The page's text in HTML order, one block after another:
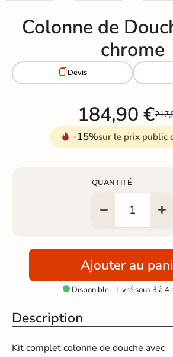
Colonne de
chrome
Devis
184,90 €
-15%sur le prix public
QUANTITÉ
Ajouter au
Disponible - Livré sous 3 à 4
Description
Kit complet colonne de douche avec